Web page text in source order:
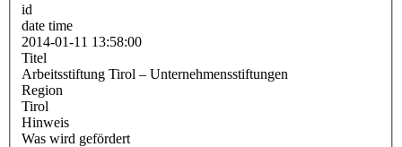
id
date time
2014-01-11 13:58:00
Titel
Arbeitsstiftung Tirol – Unternehmensstiftungen
Region
Tirol
Hinweis
Was wird gefördert